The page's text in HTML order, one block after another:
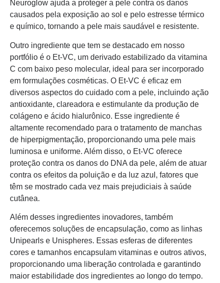
Neuroglow ajuda a proteger a pele contra os danos
causados pela exposição ao sol e pelo estresse térmico
e químico, tornando a pele mais saudável e resistente.
Outro ingrediente que tem se destacado em nosso
portfólio é o Et-VC, um derivado estabilizado da vitamina
C com baixo peso molecular, ideal para ser incorporado
em formulações cosméticas. O Et-VC é eficaz em
diversos aspectos do cuidado com a pele, incluindo ação
antioxidante, clareadora e estimulante da produção de
colágeno e ácido hialurônico. Esse ingrediente é
altamente recomendado para o tratamento de manchas
de hiperpigmentação, proporcionando uma pele mais
luminosa e uniforme. Além disso, o Et-VC oferece
proteção contra os danos do DNA da pele, além de atuar
contra os efeitos da poluição e da luz azul, fatores que
têm se mostrado cada vez mais prejudiciais à saúde
cutânea.
Além desses ingredientes inovadores, também
oferecemos soluções de encapsulação, como as linhas
Unipearls e Unispheres. Essas esferas de diferentes
cores e tamanhos encapsulam vitaminas e outros ativos,
proporcionando uma liberação controlada e garantindo
maior estabilidade dos ingredientes ao longo do tempo.